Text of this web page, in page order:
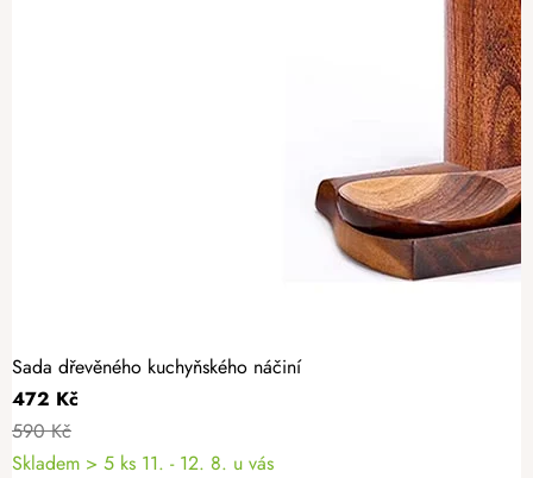
Sada dřevěného kuchyňského náčiní
472 Kč
590 Kč
Skladem > 5 ks 11. - 12. 8. u vás